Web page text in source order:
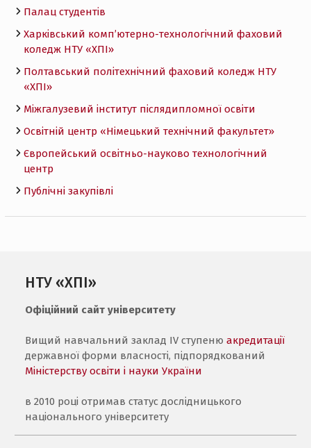
Палац студентів
Харківський комп’ютерно-технологічний фаховий
коледж НТУ «ХПI»
Полтавський політехнічний фаховий коледж НТУ
«ХПI»
Міжгалузевий інститут післядипломної освіти
Освітній центр «Німецький технічний факультет»
Європейський освітньо-науково технологічний
центр
Публічні закупівлі
НТУ «ХПІ»
Офіційний сайт університету
Вищий навчальний заклад IV ступенюакредитації
державної форми власності, підпорядкований
Міністерству освіти і науки України
в 2010 році отримав статус дослідницького
національного університету